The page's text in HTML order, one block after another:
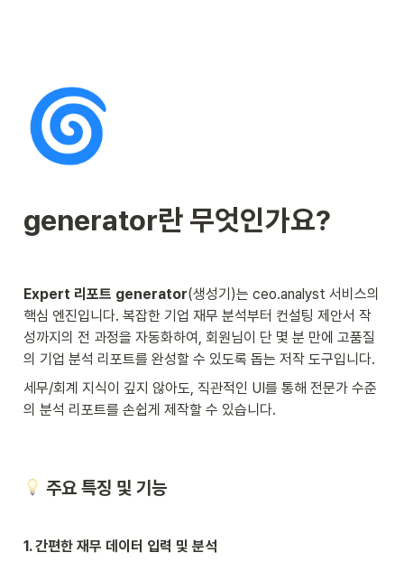
🌀
generator란 무엇인가요?
Expert 리포트 generator(생성기)는 ceo.analyst 서비스의
핵심 엔진입니다. 복잡한 기업 재무 분석부터 컨설팅 제안서 작
성까지의 전 과정을 자동화하여, 회원님이 단 몇 분 만에 고품질
의 기업 분석 리포트를 완성할 수 있도록 돕는 저작 도구입니다.
세무/회계 지식이 깊지 않아도, 직관적인 UI를 통해 전문가 수준
의 분석 리포트를 손쉽게 제작할 수 있습니다.
주요 특징 및 기능
1. 간편한 재무 데이터 입력 및 분석